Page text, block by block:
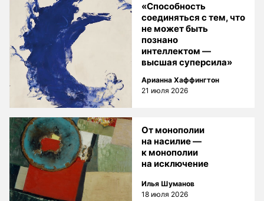
«Способность
соединяться с тем, что
не может быть
познано
интеллектом —
высшая суперсила»
Арианна Хаффингтон
21 июля 2026
От монополии
на насилие —
к монополии
на исключение
Илья Шуманов
18 июля 2026